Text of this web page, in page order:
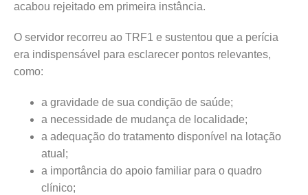
acabou rejeitado em primeira instância.
O servidor recorreu ao TRF1 e sustentou que a perícia
era indispensável para esclarecer pontos relevantes,
como:
a gravidade de sua condição de saúde;
a necessidade de mudança de localidade;
a adequação do tratamento disponível na lotação
atual;
a importância do apoio familiar para o quadro
clínico;